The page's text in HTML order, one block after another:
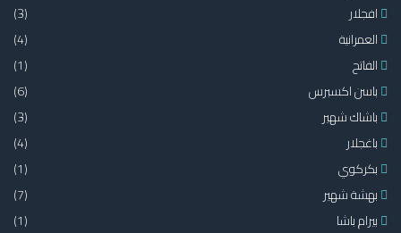
افجلار
(3)
العمرانية
(4)
الفاتح
(1)
باسن اكسبرس
(6)
باشاك شهير
(3)
باغجلار
(4)
بكركوي
(1)
بهشة شهير
(7)
بيرام باشا
(1)